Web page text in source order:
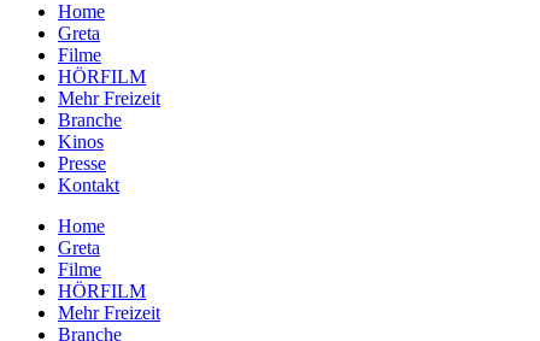
Home
Greta
Filme
HÖRFILM
Mehr Freizeit
Branche
Kinos
Presse
Kontakt
Home
Greta
Filme
HÖRFILM
Mehr Freizeit
Branche